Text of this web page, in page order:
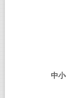
中